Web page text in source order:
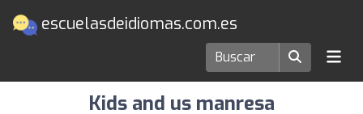
escuelasdeidiomas.com.es
Escuelas de idiomas en Manresa
Kids and us manresa